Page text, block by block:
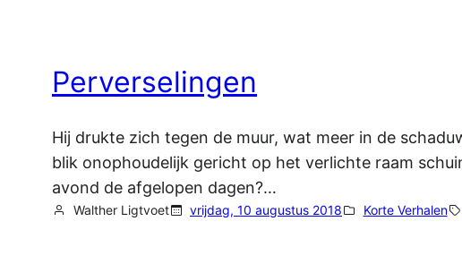
Perverselingen
Hij drukte zich tegen de muur, wat meer in de
blik onophoudelijk gericht op het verlichte raam
avond de afgelopen dagen?…
Walther Ligtvoet vrijdag, 10 augustus 2018 Korte Verhalen